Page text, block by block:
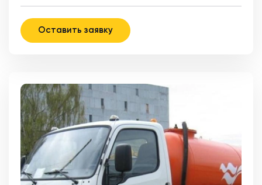
Оставить заявку